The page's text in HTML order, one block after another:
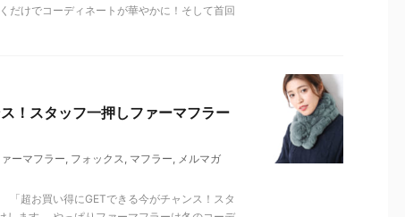
だけでコーディネートが華やかに！そして首回
！スタッフ一押しファーマフラー
ーマフラー, フォックス, マフラー, メルマガ
「超お買い得にGETできる今がチャンス！スタ